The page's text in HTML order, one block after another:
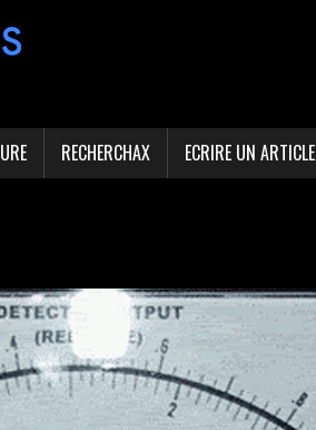
RECHERCHAX ECRIRE UN ARTICLE